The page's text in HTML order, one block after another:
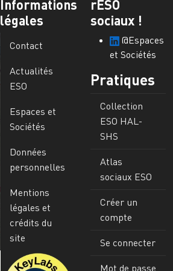
Informations
légales
Contact
Actualités
ESO
Espaces et
Sociétés
Données
personnelles
Mentions
légales et
crédits du
site
Image
rESO
sociaux !
@Espaces
et Sociétés
Pratiques
Collection
ESO HAL-
SHS
Atlas
sociaux ESO
Créer un
compte
Se connecter
Mot de passe